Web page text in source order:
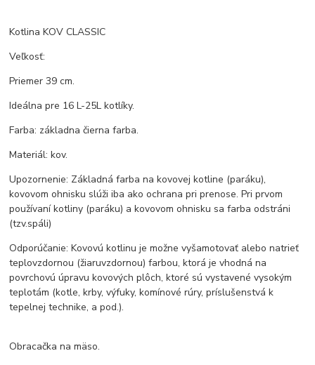
Kotlina KOV CLASSIC
Veľkosť:
Priemer 39 cm.
Ideálna pre 16 L-25L kotlíky.
Farba: základna čierna farba.
Materiál: kov.
Upozornenie: Základná farba na kovovej kotline (paráku),
kovovom ohnisku slúži iba ako ochrana pri prenose. Pri prvom
používaní kotliny (paráku) a kovovom ohnisku sa farba odstráni
(tzv.spáli)
Odporúčanie: Kovovú kotlinu je možne vyšamotovať alebo natrieť
teplovzdornou (žiaruvzdornou) farbou, ktorá je vhodná na
povrchovú úpravu kovových plôch, ktoré sú vystavené vysokým
teplotám (kotle, krby, výfuky, komínové rúry, príslušenstvá k
tepelnej technike, a pod.).
Obracačka na mäso.